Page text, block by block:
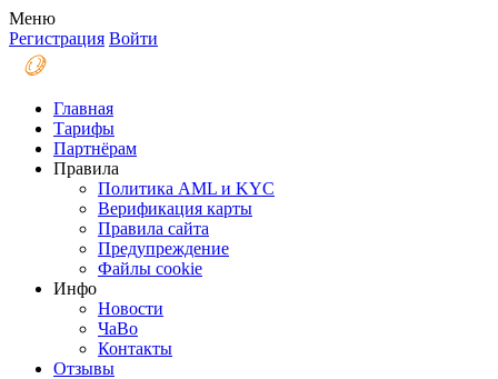
Меню
Регистрация Войти
Главная
Тарифы
Партнёрам
Правила
Политика AML и KYC
Верификация карты
Правила сайта
Предупреждение
Файлы coоkie
Инфо
Новости
ЧаВо
Контакты
Отзывы